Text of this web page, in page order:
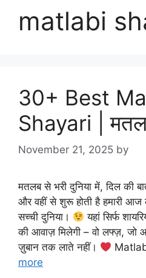
matlabi
30+ Best
Shayari |
November 21, 2025 by
मतलब से भरी दुनिया में, दिल की
और वहीं से शुरू होती है हमारी
सच्ची दुनिया।
यहां सिर्फ
की आवाज़ मिलेगी – वो लफ्ज़, जो
ज़ुबान तक लाते नहीं।
more